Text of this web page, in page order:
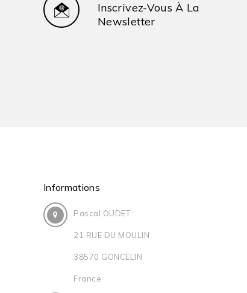
Inscrivez-Vous À La
Newsletter
Informations
Pascal OUDET
21 RUE DU MOULIN
38570 GONCELIN
France